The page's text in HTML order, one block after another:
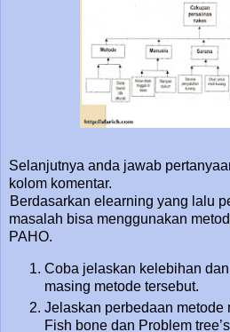
Selanjutnya anda jawab
kolom komentar.
Berdasarkan elearning yang lalu
masalah bisa menggunakan
PAHO.
Coba jelaskan kelebihan
masing metode tersebut.
Jelaskan perbedaan metode
Fish bone dan Problem tree’s